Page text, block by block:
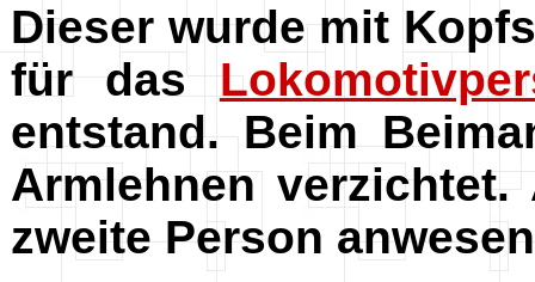
Dieser wurde mit
für das
entstand. Beim
Armlehnen
zweite Person